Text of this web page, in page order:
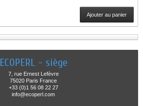
Ajouter au panier
ECOPERL - siège
7, rue Ernest Lefèvre
75020 Paris France
+33 (0)1 56 08 22 27
info@ecoperl.com